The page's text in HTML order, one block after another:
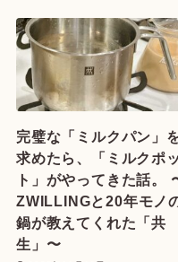
完璧な「ミルクパン」
求めたら、「ミルクポッ
ト」がやってきた話。
ZWILLINGと20年モノ
鍋が教えてくれた「共
生」〜